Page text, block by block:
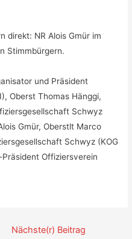
direkt: NR Alois Gmür im
Stimmbürgern.
und Präsident
Oberst Thomas Hänggi,
Schwyz
Gmür, Oberstlt Marco
Schwyz (KOG
Offiziersverein
Nächste(r) Beitrag